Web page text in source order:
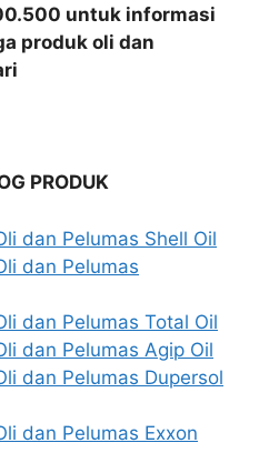
untuk informasi
produk oli dan
PRODUK
dan Pelumas Shell Oil
dan Pelumas
dan Pelumas Total Oil
dan Pelumas Agip Oil
dan Pelumas Dupersol
dan Pelumas Exxon